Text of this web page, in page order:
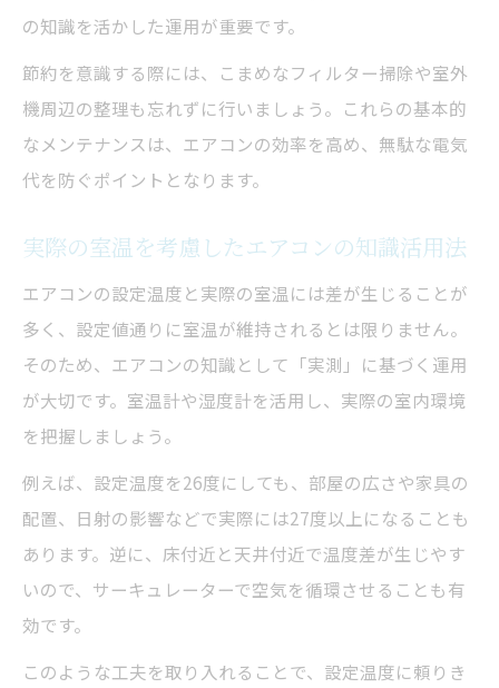
の知識を活かした運用が重要です。
節約を意識する際には、こまめなフィルター掃除や室外
機周辺の整理も忘れずに行いましょう。これらの基本的
なメンテナンスは、エアコンの効率を高め、無駄な電気
代を防ぐポイントとなります。
実際の室温を考慮したエアコンの知識活用法
エアコンの設定温度と実際の室温には差が生じることが
多く、設定値通りに室温が維持されるとは限りません。
そのため、エアコンの知識として「実測」に基づく運用
が大切です。室温計や湿度計を活用し、実際の室内環境
を把握しましょう。
例えば、設定温度を26度にしても、部屋の広さや家具の
配置、日射の影響などで実際には27度以上になることも
あります。逆に、床付近と天井付近で温度差が生じやす
いので、サーキュレーターで空気を循環させることも有
効です。
このような工夫を取り入れることで、設定温度に頼りき